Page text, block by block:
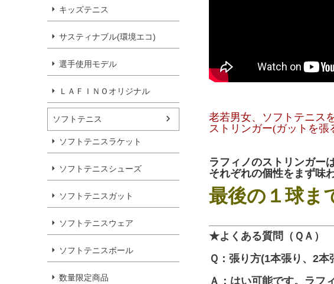
キッズテニス
サスティナブル(環境エコ)
選手使用モデル
ＬＡＦＩＮＯオリジナル
ソフトテニス
ソフトテニスラケット
ソフトテニスシューズ
ソフトテニスガット
ソフトテニスウェア
ソフトテニスボール
数量限定商品
老若男女、ソフトテニス
ストリンガー(ガットを張
ラフィノのストリンガー
それぞれの個性をまず味
最後の１球ま
★よくある質問（ＱＡ）
Ｑ：張り方(1本張り、2
Ａ：はい可能です。ラフ